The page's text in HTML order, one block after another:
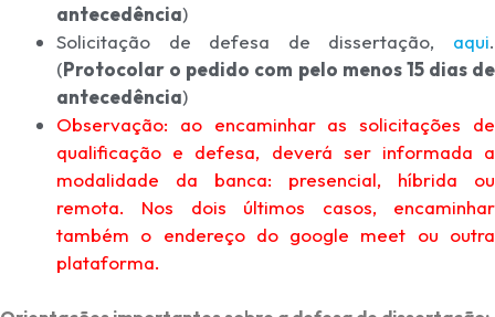
antecedência)
Solicitação de defesa de dissertação, aqui.
(Protocolar o pedido com pelo menos 15 dias de
antecedência)
Observação: ao encaminhar as solicitações de
qualificação e defesa, deverá ser informada a
modalidade da banca: presencial, híbrida ou
remota. Nos dois últimos casos, encaminhar
também o endereço do google meet ou outra
plataforma.